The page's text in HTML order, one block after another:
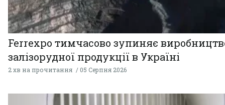
Ferrexpo тимчасово зупиняє
залізорудної продукції в Україні
2 хв на прочитання 05 Серпня 2026